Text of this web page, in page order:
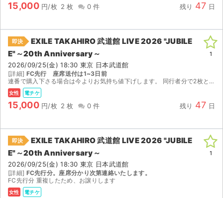
15,000 円/枚 2 枚 0 件 残り 47 日
即決
EXILE TAKAHIRO 武道館 LIVE 2026 "JUBILE
E"～20th Anniversary～
2026/09/25(金) 18:30 東京 日本武道館
[詳細] FC先行 座席送付は1~3日前
連番で購入下さる場合は今よりお気持ち値下げします。 同行者分で2枚とも名義変更可能です。 なおどちらか1名は券面番号は異なります
女性 電チケ
15,000 円/枚 2 枚 0 件 残り 47 日
1
即決
EXILE TAKAHIRO 武道館 LIVE 2026 "JUBILE
E"～20th Anniversary～
2026/09/25(金) 18:30 東京 日本武道館
[詳細] FC先行分。座席分かり次第連絡いたします。
FC先行分 重複したため、お譲りします
女性 電チケ
1